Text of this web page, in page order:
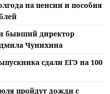
на пенсии и пособия
бывший директор
Чунихина
сдали ЕГЭ на 100
пройдут дожди с